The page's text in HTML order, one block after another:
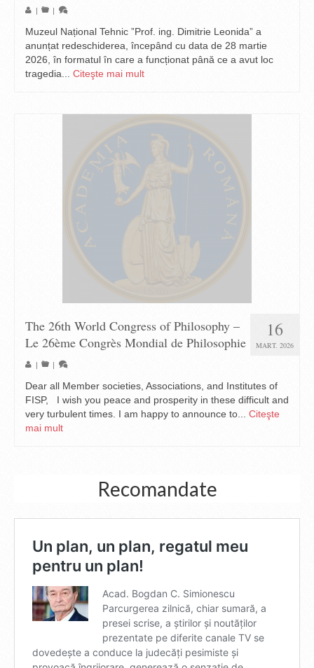
| |
Muzeul Național Tehnic ”Prof. ing. Dimitrie Leonida” a
anunțat redeschiderea, începând cu data de 28 martie
2026, în formatul în care a funcționat până ce a avut loc
tragedia... Citeşte mai mult
16
MART. 2026
The 26th World Congress of Philosophy –
Le 26ème Congrès Mondial de Philosophie
| |
Dear all Member societies, Associations, and Institutes of
FISP, I wish you peace and prosperity in these difficult and
very turbulent times. I am happy to announce to... Citeşte
mai mult
Recomandate